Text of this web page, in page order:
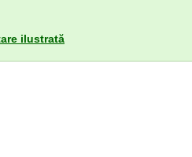
ilustrată